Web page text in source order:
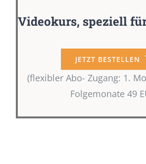
Videokurs, speziell
JETZT BESTELLEN
(flexibler Abo- Zugang: 1.
Folgemonate 49